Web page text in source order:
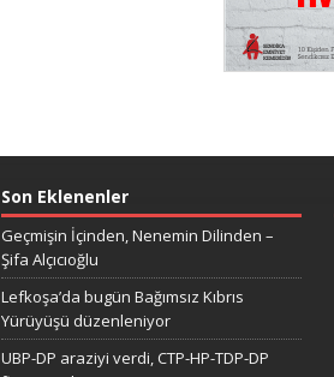
Son Eklenenler
Geçmişin İçinden, Nenemin Dilinden –
Şifa Alçıcıoğlu
Lefkoşa’da bugün Bağımsız Kıbrıs
Yürüyüşü düzenleniyor
UBP-DP araziyi verdi, CTP-HP-TDP-DP